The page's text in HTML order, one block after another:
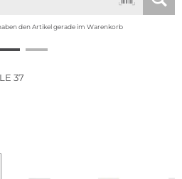
den Artikel gerade im Warenkorb
37